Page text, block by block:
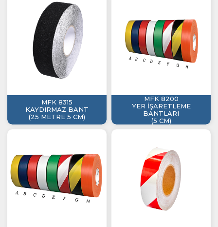
MFK 8315
KAYDIRMAZ BANT
(25 METRE 5 CM)
MFK 8200
YER İŞARETLEME
BANTLARI
(5 CM)